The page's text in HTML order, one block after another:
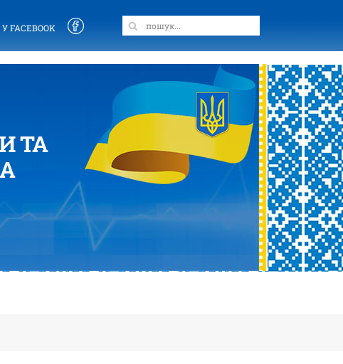
FACEBOOK
ТА